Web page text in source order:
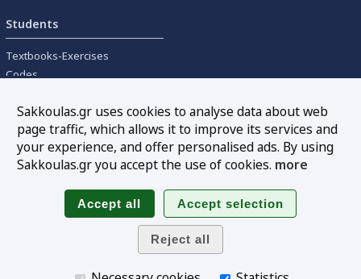
Students
Textbooks-Exercises
Codes
Tools
Online interest calculation
Follow us
Sakkoulas.gr uses cookies to analyse data about web
page traffic, which allows it to improve its services and
your experience, and offer personalised ads. By using
Sakkoulas.gr you accept the use of cookies. more